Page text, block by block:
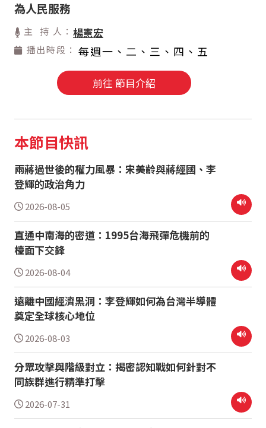
為人民服務
主 持 人： 楊憲宏
播出時段： 每週一、二、三、四、五
前往 節目介紹
本節目快訊
兩蔣過世後的權力風暴：宋美齡與蔣經國、李
登輝的政治角力
2026-08-05
直通中南海的密道：1995台海飛彈危機前的
檯面下交鋒
2026-08-04
遠離中國經濟黑洞：李登輝如何為台灣半導體
奠定全球核心地位
2026-08-03
分眾攻擊與階級對立：揭密認知戰如何針對不
同族群進行精準打擊
2026-07-31